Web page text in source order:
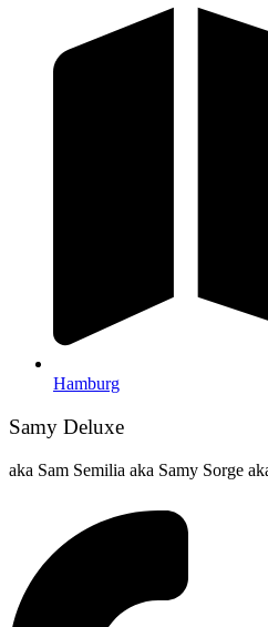
Hamburg
Samy Deluxe
aka Sam Semilia aka Samy Sorge